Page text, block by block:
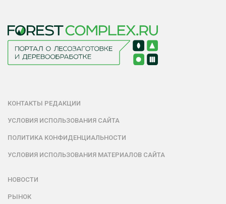
КОНТАКТЫ РЕДАКЦИИ
УСЛОВИЯ ИСПОЛЬЗОВАНИЯ САЙТА
ПОЛИТИКА КОНФИДЕНЦИАЛЬНОСТИ
УСЛОВИЯ ИСПОЛЬЗОВАНИЯ МАТЕРИАЛОВ САЙТА
НОВОСТИ
РЫНОК